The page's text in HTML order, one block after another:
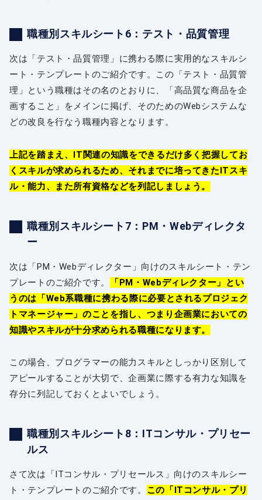
職種別スキルシート6：テスト・品質管理
次は「テスト・品質管理」に携わる際に実用的なスキルシ
ート・テンプレートのご紹介です。この「テスト・品質管
理」という職種はその名のとおりに、「高品質な商品を企
画すること」をメインに掲げ、そのためのWebシステムな
どの改良を行なう職種内容となります。
上記を踏まえ、IT関連の知識をできるだけ多く把握してお
くスキルが求められるため、それまでに培ってきたITスキ
ル・能力、また所有資格などを列記しましょう。
職種別スキルシート7：PM・Webディレクタ
ー
次は「PM・Webディレクター」向けのスキルシート・テン
プレートのご紹介です。
「PM・Webディレクター」とい
うのは「Web系職種に携わる際に必要とされるプロジェク
トマネージャー」のことを指し、つまり企画業においての
知識やスキルが十分求められる職種になります。
この場合、プログラマーの能力スキルとしっかり区別して
アピールすることが大切で、企画業に際する有力な知識を
存分に列記しておくとよいでしょう。
職種別スキルシート8：ITコンサル・プリセー
ルス
さて次は「ITコンサル・プリセールス」向けのスキルシー
ト・テンプレートのご紹介です。 この「ITコンサル・プリ